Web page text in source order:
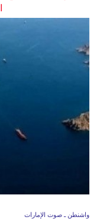
واشنطن ـ صوت الإمارات